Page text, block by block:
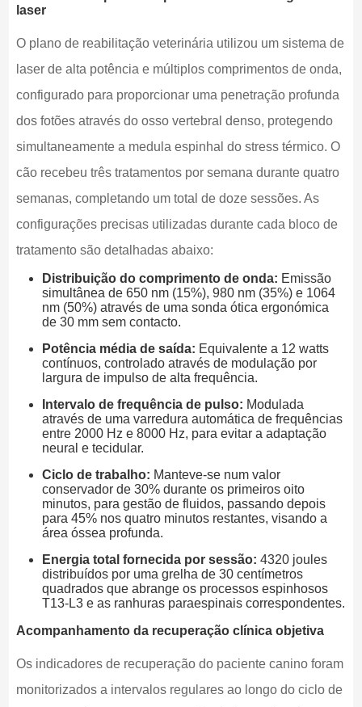
laser
O plano de reabilitação veterinária utilizou um sistema de
laser de alta potência e múltiplos comprimentos de onda,
configurado para proporcionar uma penetração profunda
dos fotões através do osso vertebral denso, protegendo
simultaneamente a medula espinhal do stress térmico. O
cão recebeu três tratamentos por semana durante quatro
semanas, completando um total de doze sessões. As
configurações precisas utilizadas durante cada bloco de
tratamento são detalhadas abaixo:
Distribuição do comprimento de onda: Emissão
simultânea de 650 nm (15%), 980 nm (35%) e 1064
nm (50%) através de uma sonda ótica ergonómica
de 30 mm sem contacto.
Potência média de saída: Equivalente a 12 watts
contínuos, controlado através de modulação por
largura de impulso de alta frequência.
Intervalo de frequência de pulso: Modulada
através de uma varredura automática de frequências
entre 2000 Hz e 8000 Hz, para evitar a adaptação
neural e tecidular.
Ciclo de trabalho: Manteve-se num valor
conservador de 30% durante os primeiros oito
minutos, para gestão de fluidos, passando depois
para 45% nos quatro minutos restantes, visando a
área óssea profunda.
Energia total fornecida por sessão: 4320 joules
distribuídos por uma grelha de 30 centímetros
quadrados que abrange os processos espinhosos
T13-L3 e as ranhuras paraespinais correspondentes.
Acompanhamento da recuperação clínica objetiva
Os indicadores de recuperação do paciente canino foram
monitorizados a intervalos regulares ao longo do ciclo de